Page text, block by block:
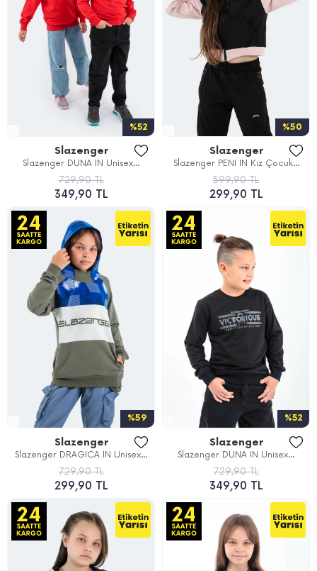
%52
Slazenger
Slazenger DUNA IN Unisex...
729,90 TL
349,90 TL
%50
Slazenger
Slazenger PENI IN Kız Çocuk...
599,90 TL
299,90 TL
%59
Slazenger
Slazenger DRAGICA IN Unisex...
729,90 TL
299,90 TL
%52
Slazenger
Slazenger DUNA IN Unisex...
729,90 TL
349,90 TL